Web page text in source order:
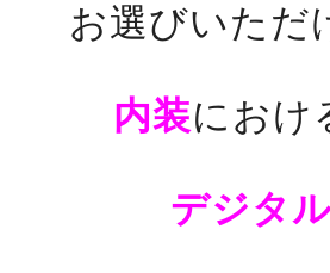
お選びいただ
内装におけ
デジタ